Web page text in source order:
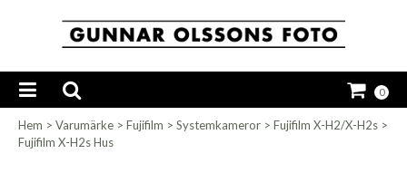
0
Hem > Varumärke > Fujifilm > Systemkameror > Fujifilm X-H2/X-H2s >
Fujifilm X-H2s Hus